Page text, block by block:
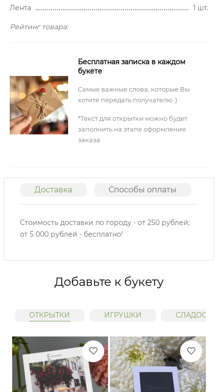
Лента
1 шт.
Рейтинг товара:
Бесплатная записка в каждом
букете
Самые важные слова, которые Вы
хотите передать получателю :)
*Текст для открытки можно будет
заполнить на этапе оформления
заказа
Доставка Способы оплаты
Стоимость доставки по городу - от 250 рублей;
от 5 000 рублей - бесплатно!
Добавьте к букету
ОТКРЫТКИ ИГРУШКИ СЛАДОСТИ